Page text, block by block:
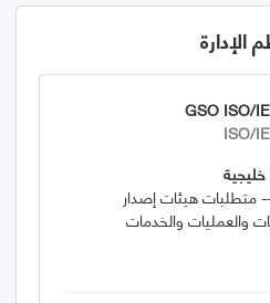
الإدارة
GSO ISO/
ISO/
متطلبات هيئات إصدار
والعمليات والخدمات